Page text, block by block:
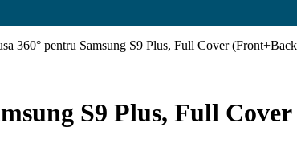
360° pentru Samsung S9 Plus, Full Cover
S9 Plus, Full